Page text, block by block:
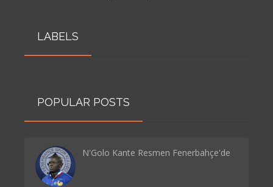
LABELS
POPULAR POSTS
N'Golo Kante Resmen Fenerbahçe'de